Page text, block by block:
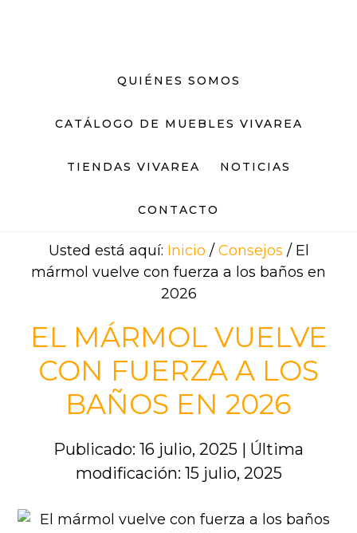
QUIÉNES SOMOS
CATÁLOGO DE MUEBLES VIVAREA
TIENDAS VIVAREA NOTICIAS
CONTACTO
Usted está aquí: Inicio / Consejos /El
mármol vuelve con fuerza a los baños en
2026
EL MÁRMOL VUELVE
CON FUERZA A LOS
BAÑOS EN 2026
Publicado: 16 julio, 2025 | Última
modificación: 15 julio, 2025